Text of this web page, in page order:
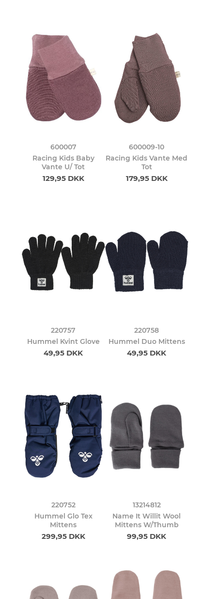
600007
Racing Kids Baby
Vante U/ Tot
129,95 DKK
600009-10
Racing Kids Vante Med
Tot
179,95 DKK
220757
Hummel Kvint Glove
49,95 DKK
220758
Hummel Duo Mittens
49,95 DKK
220752
Hummel Glo Tex
Mittens
299,95 DKK
13214812
Name It Willit Wool
Mittens W/Thumb
99,95 DKK